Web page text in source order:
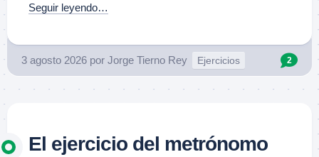
Seguir leyendo…
3 agosto 2026 por Jorge Tierno Rey Ejercicios 2
El ejercicio del metrónomo